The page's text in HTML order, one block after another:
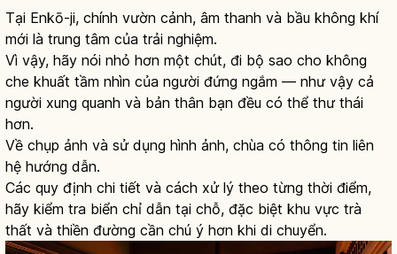
Tại Enkō-ji, chính vườn cảnh, âm thanh và bầu không khí
mới là trung tâm của trải nghiệm.
Vì vậy, hãy nói nhỏ hơn một chút, đi bộ sao cho không
che khuất tầm nhìn của người đứng ngắm — như vậy cả
người xung quanh và bản thân bạn đều có thể thư thái
hơn.
Về chụp ảnh và sử dụng hình ảnh, chùa có thông tin liên
hệ hướng dẫn.
Các quy định chi tiết và cách xử lý theo từng thời điểm,
hãy kiểm tra biển chỉ dẫn tại chỗ, đặc biệt khu vực trà
thất và thiền đường cần chú ý hơn khi di chuyển.